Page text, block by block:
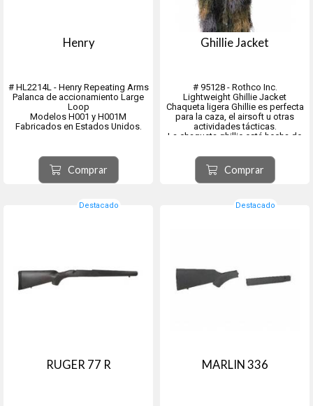
Henry
# HL2214L - Henry Repeating Arms
Palanca de accionamiento Large
Loop
Modelos H001 y H001M
Fabricados en Estados Unidos.
Comprar
Ghillie Jacket
# 95128 - Rothco Inc.
Lightweight Ghillie Jacket
Chaqueta ligera Ghillie es perfecta
para la caza, el airsoft u otras
actividades tácticas.
La chaqueta ghillie está hecha de
resistente al fuego, al agua y al
moho.
Comprar
Destacado
RUGER 77 R
Destacado
MARLIN 336